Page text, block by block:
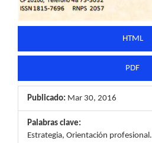
HTML
PDF
Publicado: Mar 30, 2016
Palabras clave:
Estrategia, Orientación profesional.